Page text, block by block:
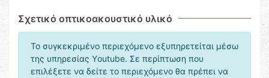
Σχετικό οπτικοακουστικό υλικό
Το συγκεκριμένο περιεχόμενο εξυπηρετείται μέσω
της υπηρεσίας Υoutube. Σε περίπτωση που
επιλέξετε να δείτε το περιεχόμενο θα πρέπει να